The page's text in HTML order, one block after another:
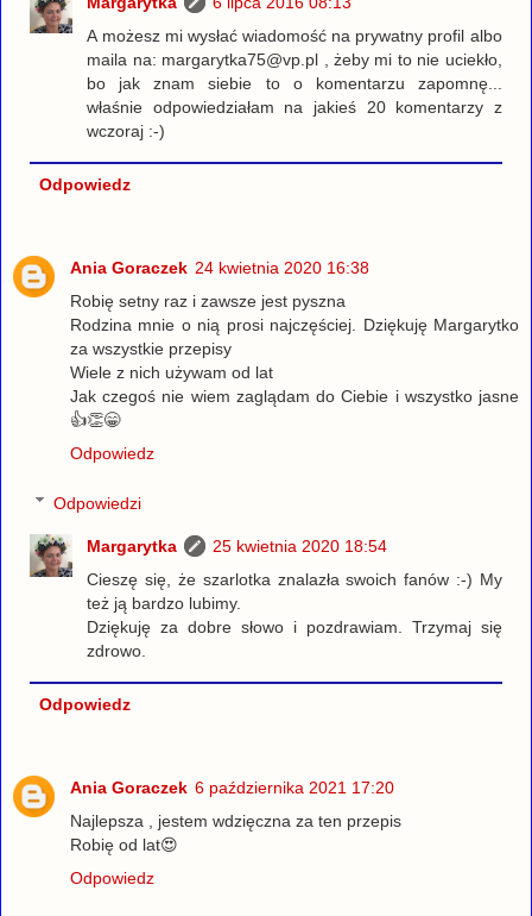
A możesz mi wysłać wiadomość na prywatny profil albo
maila na: margarytka75@vp.pl , żeby mi to nie uciekło,
bo jak znam siebie to o komentarzu zapomnę...
właśnie odpowiedziałam na jakieś 20 komentarzy z
wczoraj :-)
Odpowiedz
Ania Goraczek 24 kwietnia 2020 16:38
Robię setny raz i zawsze jest pyszna
Rodzina mnie o nią prosi najczęściej. Dziękuję Margarytko
za wszystkie przepisy
Wiele z nich używam od lat
Jak czegoś nie wiem zaglądam do Ciebie i wszystko jasne
👍👏😁
Odpowiedz
Odpowiedzi
Margarytka
25 kwietnia 2020 18:54
Cieszę się, że szarlotka znalazła swoich fanów :-) My
też ją bardzo lubimy.
Dziękuję za dobre słowo i pozdrawiam. Trzymaj się
zdrowo.
Odpowiedz
Ania Goraczek 6 października 2021 17:20
Najlepsza , jestem wdzięczna za ten przepis
Robię od lat😍
Odpowiedz